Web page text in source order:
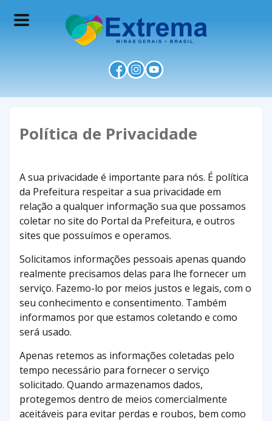
Política de Privacidade
A sua privacidade é importante para nós. É política
da Prefeitura respeitar a sua privacidade em
relação a qualquer informação sua que possamos
coletar no site do Portal da Prefeitura, e outros
sites que possuímos e operamos.
Solicitamos informações pessoais apenas quando
realmente precisamos delas para lhe fornecer um
serviço. Fazemo-lo por meios justos e legais, com o
seu conhecimento e consentimento. Também
informamos por que estamos coletando e como
será usado.
Apenas retemos as informações coletadas pelo
tempo necessário para fornecer o serviço
solicitado. Quando armazenamos dados,
protegemos dentro de meios comercialmente
aceitáveis ​​para evitar perdas e roubos, bem como